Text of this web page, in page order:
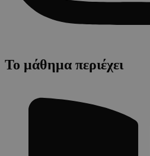
Το μάθημα περιέχει